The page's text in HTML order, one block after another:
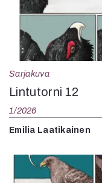
Sarjakuva
Lintutorni 12
1/2026
Emilia Laatikainen